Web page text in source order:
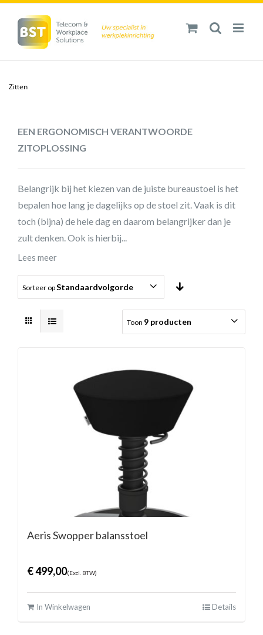
inhoud
Zitten
EEN ERGONOMISCH VERANTWOORDE
ZITOPLOSSING
Belangrijk bij het kiezen van de juiste bureaustoel is het
bepalen hoe lang je dagelijks op de stoel zit. Vaak is dit
toch (bijna) de hele dag en daarom belangrijker dan je
zult denken. Ook is hierbij...
Lees meer
Sorteer opStandaardvolgorde
Toon 9 producten
Aeris Swopper balansstoel
€499,00(Excl. BTW)
In Winkelwagen Details